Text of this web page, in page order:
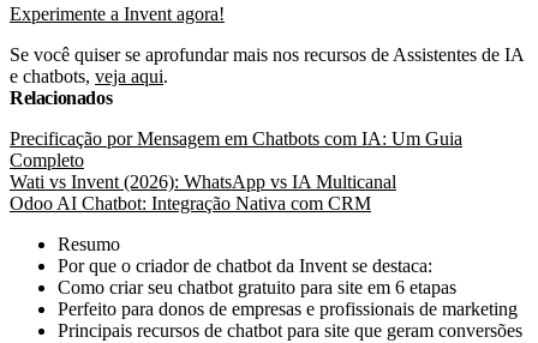
Experimente a Invent agora!
Se você quiser se aprofundar mais nos recursos de Assistentes de IA
e chatbots, veja aqui.
Relacionados
Precificação por Mensagem em Chatbots com IA: Um Guia
Completo
Wati vs Invent (2026): WhatsApp vs IA Multicanal
Odoo AI Chatbot: Integração Nativa com CRM
Resumo
Por que o criador de chatbot da Invent se destaca:
Como criar seu chatbot gratuito para site em 6 etapas
Perfeito para donos de empresas e profissionais de marketing
Principais recursos de chatbot para site que geram conversões